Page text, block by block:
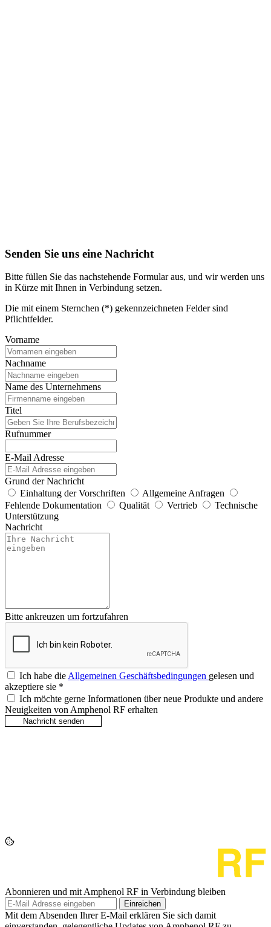
Senden Sie uns eine Nachricht
Bitte füllen Sie das nachstehende Formular aus, und wir werden uns
in Kürze mit Ihnen in Verbindung setzen.
Die mit einem Sternchen (*) gekennzeichneten Felder sind
Pflichtfelder.
Vorname
Nachname
Name des Unternehmens
Titel
Rufnummer
E-Mail Adresse
Grund der Nachricht
Einhaltung der Vorschriften
Allgemeine Anfragen
Fehlende Dokumentation
Qualität Vertrieb
Technische
Unterstützung
Nachricht
Bitte ankreuzen um fortzufahren
Ich habe dieAllgemeinen Geschäftsbedingungen gelesen und
akzeptiere sie *
Ich möchte gerne Informationen über neue Produkte und andere
Neuigkeiten von Amphenol RF erhalten
Abonnieren und mit Amphenol RF in Verbindung bleiben
Einreichen
Mit dem Absenden Ihrer E-Mail erklären Sie sich damit